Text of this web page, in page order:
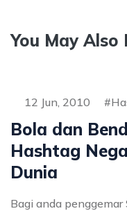
You May Also
12 Jun, 2010
Bola dan
Hashtag
Dunia
Bagi anda